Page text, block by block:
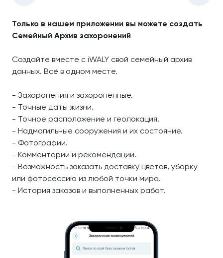
Только в нашем приложении вы можете создать
Семейный Архив захоронений
Создайте вместе с iWALY свой семейный архив
данных. Всё в одном месте.
- Захоронения и захороненные.
- Точные даты жизни.
- Точное расположение и геолокация.
- Надмогильные сооружения и их состояние.
- Фотографии.
- Комментарии и рекомендации.
- Возможность заказать доставку цветов, уборку
или фотосессию из любой точки мира.
- История заказов и выполненных работ.